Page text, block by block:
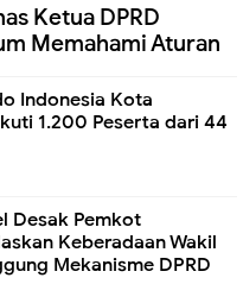
Ketua DPRD
Memahami Aturan
Indonesia Kota
1.200 Peserta dari 44
Desak Pemkot
Keberadaan Wakil
Mekanisme DPRD